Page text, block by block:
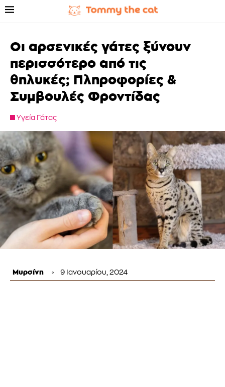
Οι αρσενικές γάτες ξύνουν
περισσότερο από τις
θηλυκές; Πληροφορίες &
Συμβουλές Φροντίδας
Υγεία Γάτας
Μυρσίνη 9 Ιανουαρίου, 2024